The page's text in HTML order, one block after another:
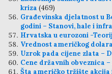
kriza (469)
Građevinska djelatnost u
godini – Stanovi, hale i
Hrvatska u eurozoni -
Vrednost američkog
Uzrok pada cijene zlata –
Cene državnih obveznica
Šta američko tržište akcija